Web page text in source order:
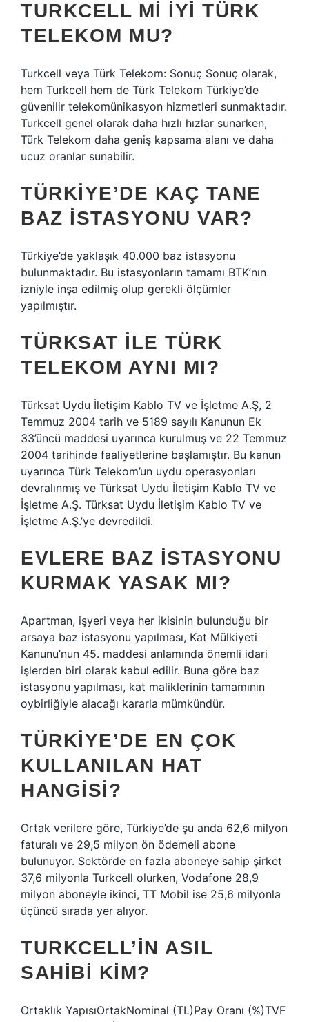
TURKCELL MI IYI TÜRK
TELEKOM MU?
Turkcell veya Türk Telekom: Sonuç Sonuç olarak,
hem Turkcell hem de Türk Telekom Türkiye’de
güvenilir telekomünikasyon hizmetleri sunmaktadır.
Turkcell genel olarak daha hızlı hızlar sunarken,
Türk Telekom daha geniş kapsama alanı ve daha
ucuz oranlar sunabilir.
TÜRKIYE’DE KAÇ TANE
BAZ ISTASYONU VAR?
Türkiye’de yaklaşık 40.000 baz istasyonu
bulunmaktadır. Bu istasyonların tamamı BTK’nın
izniyle inşa edilmiş olup gerekli ölçümler
yapılmıştır.
TÜRKSAT ILE TÜRK
TELEKOM AYNI MI?
Türksat Uydu İletişim Kablo TV ve İşletme A.Ş, 2
Temmuz 2004 tarih ve 5189 sayılı Kanunun Ek
33’üncü maddesi uyarınca kurulmuş ve 22 Temmuz
2004 tarihinde faaliyetlerine başlamıştır. Bu kanun
uyarınca Türk Telekom’un uydu operasyonları
devralınmış ve Türksat Uydu İletişim Kablo TV ve
İşletme A.Ş. Türksat Uydu İletişim Kablo TV ve
İşletme A.Ş.’ye devredildi.
EVLERE BAZ ISTASYONU
KURMAK YASAK MI?
Apartman, işyeri veya her ikisinin bulunduğu bir
arsaya baz istasyonu yapılması, Kat Mülkiyeti
Kanunu’nun 45. maddesi anlamında önemli idari
işlerden biri olarak kabul edilir. Buna göre baz
istasyonu yapılması, kat maliklerinin tamamının
oybirliğiyle alacağı kararla mümkündür.
TÜRKIYE’DE EN ÇOK
KULLANILAN HAT
HANGISI?
Ortak verilere göre, Türkiye’de şu anda 62,6 milyon
faturalı ve 29,5 milyon ön ödemeli abone
bulunuyor. Sektörde en fazla aboneye sahip şirket
37,6 milyonla Turkcell olurken, Vodafone 28,9
milyon aboneyle ikinci, TT Mobil ise 25,6 milyonla
üçüncü sırada yer alıyor.
TURKCELL’IN ASIL
SAHIBI KIM?
Ortaklık YapısıOrtakNominal (TL)Pay Oranı (%)TVF